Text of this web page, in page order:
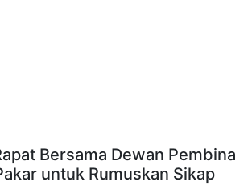
Bersama Dewan Pembina
untuk Rumuskan Sikap